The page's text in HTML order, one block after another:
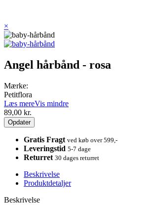
×
Angel hårbånd - rosa
Mærke:
Petitflora
Læs mereVis mindre
89,00 kr.
Gratis Fragt ved køb over 599,-
Leveringstid 5-7 dage
Returret 30 dages returret
Beskrivelse
Produktdetaljer
Beskrivelse